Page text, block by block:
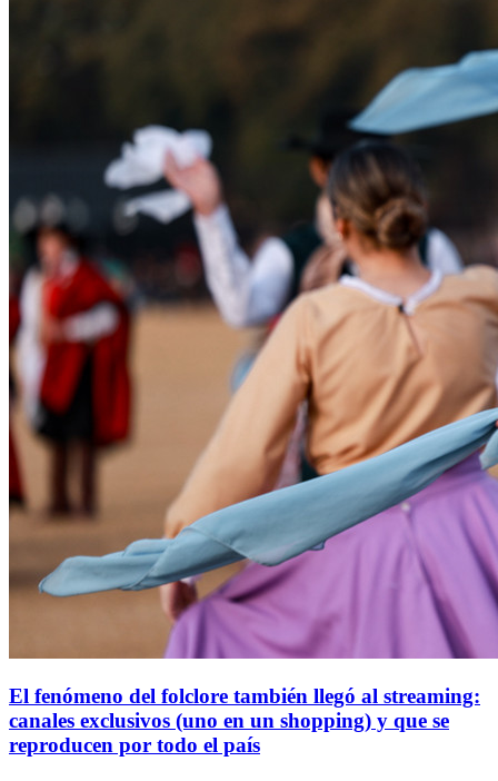
El fenómeno del folclore también llegó al streaming:
canales exclusivos (uno en un shopping) y que se
reproducen por todo el país